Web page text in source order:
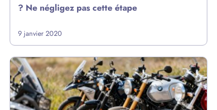
? Ne négligez pas cette étape
9 janvier 2020